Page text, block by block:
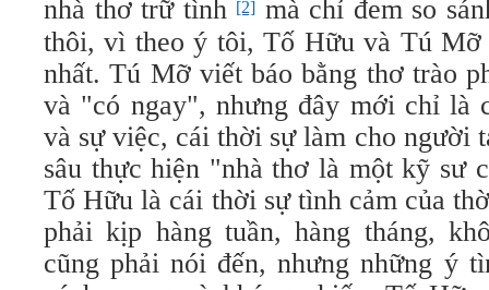
nhà thơ trữ tình [2] mà chỉ đem so
thôi, vì theo ý tôi, Tố Hữu và Tú Mỡ
nhất. Tú Mỡ viết báo bằng thơ trào
và "có ngay", nhưng đây mới chỉ là
và sự việc, cái thời sự làm cho người
sâu thực hiện "nhà thơ là một kỹ sư
Tố Hữu là cái thời sự tình cảm của
phải kịp hàng tuần, hàng tháng,
cũng phải nói đến, nhưng những ý